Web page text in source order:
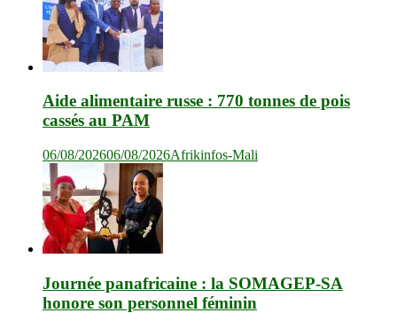
Aide alimentaire russe : 770 tonnes de pois
cassés au PAM
06/08/202606/08/2026Afrikinfos-Mali
Journée panafricaine : la SOMAGEP-SA
honore son personnel féminin